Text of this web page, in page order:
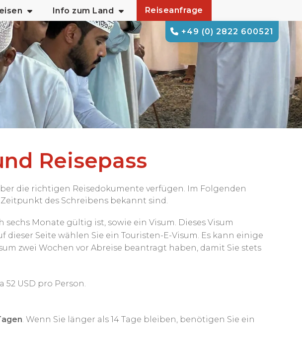
+49 (0) 2822 600521
Info zum Land Reiseanfrage
Reisepass
die richtigen Reisedokumente verfügen. Im Folgenden
des Schreibens bekannt sind.
Monate gültig ist, sowie ein Visum. Dieses Visum
dieser Seite wählen Sie ein Touristen-E-Visum. Es kann einige
zwei Wochen vor Abreise beantragt haben, damit Sie stets
USD pro Person.
. Wenn Sie länger als 14 Tage bleiben, benötigen Sie ein